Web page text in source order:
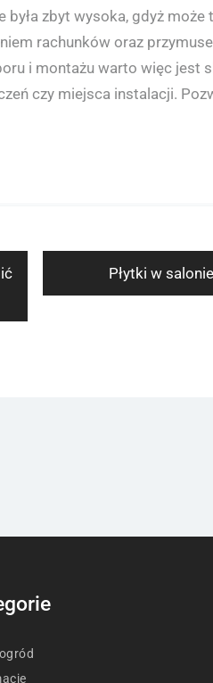
zbyt wysoka, gdyż
rachunków oraz
i montażu warto więc jest
czy miejsca instalacji.
Next
post:
Płytki w